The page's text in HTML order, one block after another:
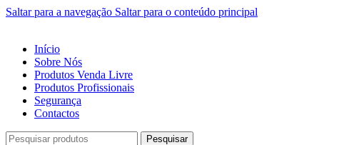
Saltar para a navegação Saltar para o conteúdo principal
Início
Sobre Nós
Produtos Venda Livre
Produtos Profissionais
Segurança
Contactos
Pesquisar